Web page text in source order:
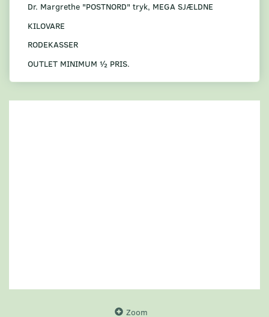
Dr. Margrethe "POSTNORD" tryk, MEGA SJÆLDNE
KILOVARE
RODEKASSER
OUTLET MINIMUM ½ PRIS.
Zoom